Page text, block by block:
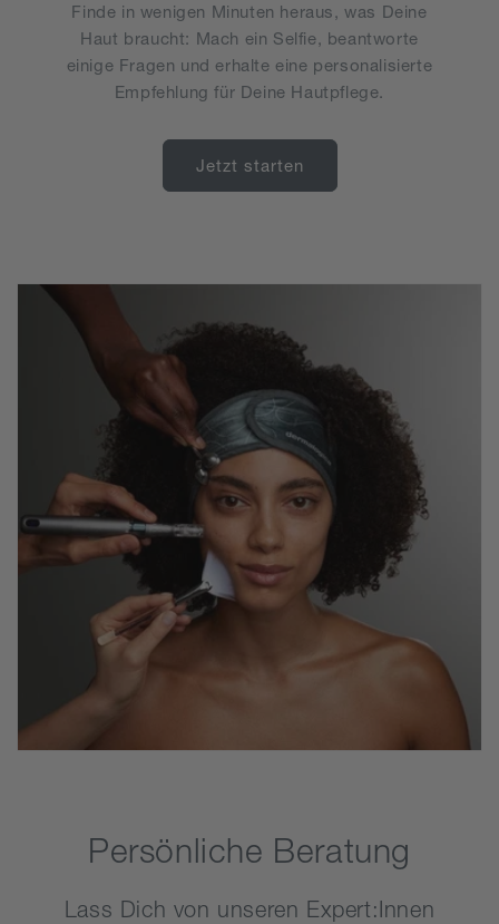
Finde in wenigen Minuten heraus, was Deine
Haut braucht: Mach ein Selfie, beantworte
einige Fragen und erhalte eine personalisierte
Empfehlung für Deine Hautpflege.
Jetzt starten
Persönliche Beratung
Lass Dich von unseren Expert:Innen